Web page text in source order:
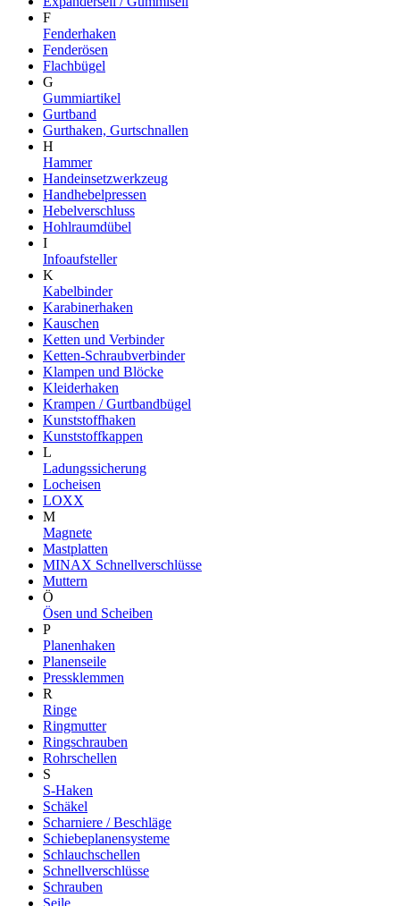
F
Fenderhaken
Fenderösen
Flachbügel
G
Gummiartikel
Gurtband
Gurthaken, Gurtschnallen
H
Hammer
Handeinsetzwerkzeug
Handhebelpressen
Hebelverschluss
Hohlraumdübel
I
Infoaufsteller
K
Kabelbinder
Karabinerhaken
Kauschen
Ketten und Verbinder
Ketten-Schraubverbinder
Klampen und Blöcke
Kleiderhaken
Krampen / Gurtbandbügel
Kunststoffhaken
Kunststoffkappen
L
Ladungssicherung
Locheisen
LOXX
M
Magnete
Mastplatten
MINAX Schnellverschlüsse
Muttern
Ö
Ösen und Scheiben
P
Planenhaken
Planenseile
Pressklemmen
R
Ringe
Ringmutter
Ringschrauben
Rohrschellen
S
S-Haken
Schäkel
Scharniere / Beschläge
Schiebeplanensysteme
Schlauchschellen
Schnellverschlüsse
Schrauben
Seile